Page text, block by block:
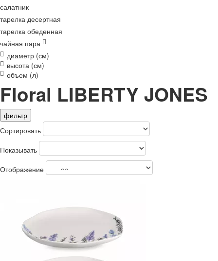
салатник
тарелка десертная
тарелка обеденная
чайная пара
диаметр (см)
высота (см)
объем (л)
Floral LIBERTY JONES
фильтр
Сортировать
Показывать
Отображение